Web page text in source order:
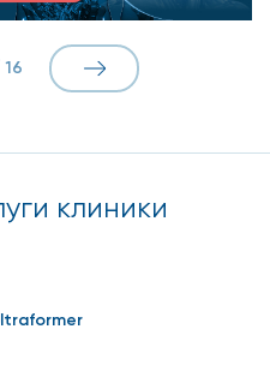
16
клиники